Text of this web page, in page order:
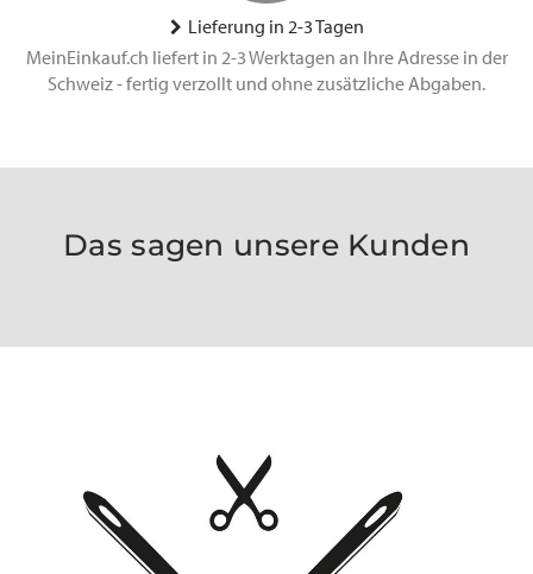
Lieferung in 2-3 Tagen
MeinEinkauf.ch liefert in 2-3 Werktagen an Ihre Adresse in der
Schweiz - fertig verzollt und ohne zusätzliche Abgaben.
Das sagen unsere Kunden